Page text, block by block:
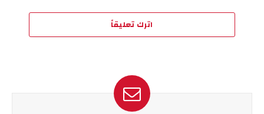
اترك تعليقاً